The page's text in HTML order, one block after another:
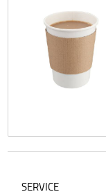
SERVICE